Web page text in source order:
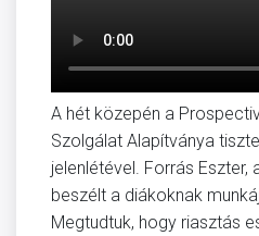
A hét közepén a
Szolgálat Alapítványa
jelenlétével. Forrás Eszter,
beszélt a diákoknak
Megtudtuk, hogy riasztás